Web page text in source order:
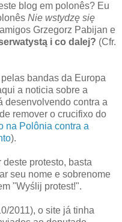
blog em polonês? Eu
Nie wstydzę się
Grzegorz Pabijan e
i co dalej? (Cfr.
bandas da Europa
a noticia sobre a
desenvolvendo contra a
remover o crucifixo do
na Polônia contra a
).
protesto, basta
seu nome e sobrenome
"Wyślij protest!".
2011), o site já tinha